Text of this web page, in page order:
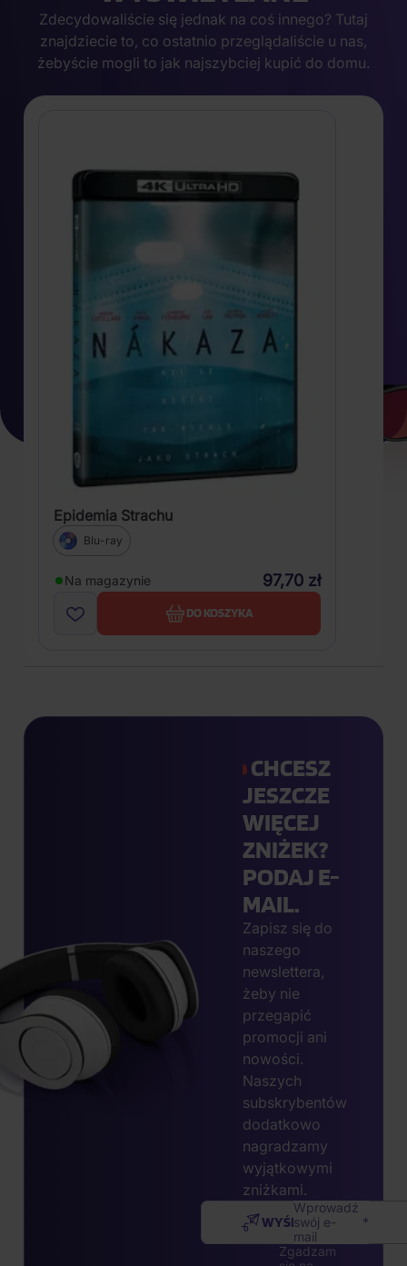
Zdecydowaliście się jednak na coś innego? Tutaj
znajdziecie to, co ostatnio przeglądaliście u nas,
żebyście mogli to jak najszybciej kupić do domu.
Epidemia Strachu
Blu-ray
Na magazynie 97,70 zł
DO KOSZYKA
CHCESZ
JESZCZE
WIĘCEJ
ZNIŻEK?
PODAJ E-
MAIL.
Zapisz się do
naszego
newslettera,
żeby nie
przegapić
promocji ani
nowości.
Naszych
subskrybentów
dodatkowo
nagradzamy
wyjątkowymi
zniżkami.
Wprowadź
swój e-
mail
WYŚLIJ
Zgadzam